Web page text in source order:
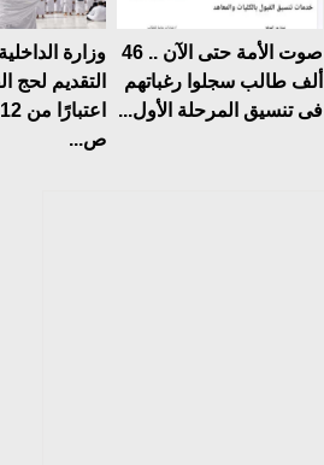
صوت الأمة حتى الآن .. 46
ألف طالب سجلوا رغباتهم
فى تنسيق المرحلة الأول...
وزارة
ص...